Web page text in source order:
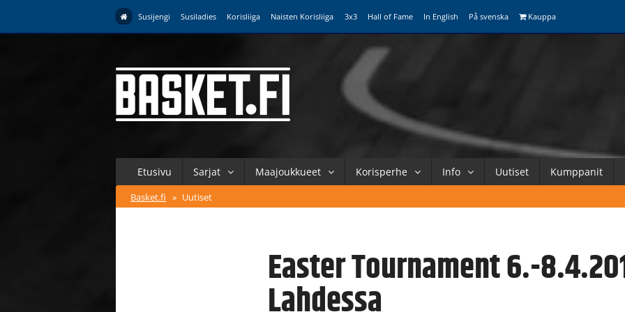
Susijengi Susiladies Korisliiga Naisten Korisliiga 3x3 Hall of Fame In English På svenska Kauppa
Etusivu Sarjat Maajoukkueet Korisperhe Info Uutiset Kumppanit
Basket.fi » Uutiset
Easter Tournament 6.-